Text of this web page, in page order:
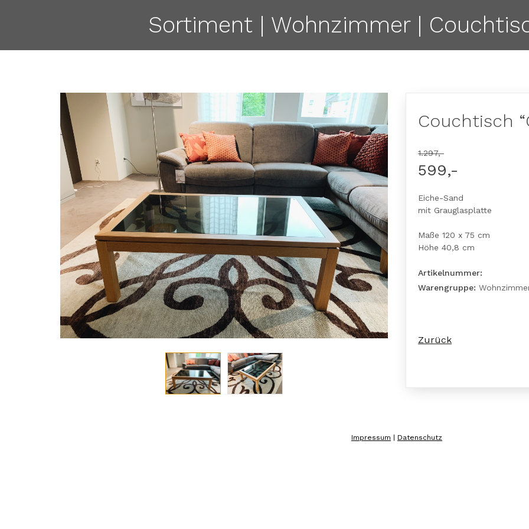
Sortiment | Wohnzimmer |
Couchtisch
1.297,-
599,-
Eiche-Sand
mit Grauglasplatte
Maße 120 x 75 cm
Höhe 40,8 cm
Artikelnummer:
Warengruppe:
Zurück
Impressum Datenschutz